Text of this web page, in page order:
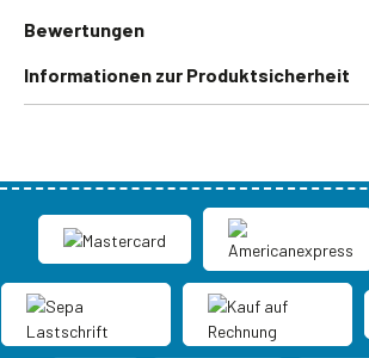
Bewertungen
Informationen zur Produktsicherheit